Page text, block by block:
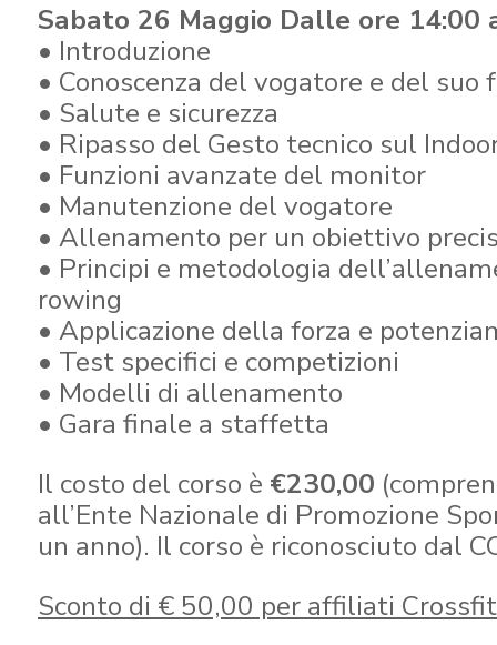
Sabato 26 Maggio Dalle ore 14:00
• Introduzione
• Conoscenza del vogatore e del suo
• Salute e sicurezza
• Ripasso del Gesto tecnico sul
• Funzioni avanzate del monitor
• Manutenzione del vogatore
• Allenamento per un obiettivo
• Principi e metodologia
rowing
• Applicazione della forza e
• Test specifici e competizioni
• Modelli di allenamento
• Gara finale a staffetta
Il costo del corso è €230,00
all’Ente Nazionale di Promozione
un anno). Il corso è riconosciuto dal
Sconto di € 50,00 per affiliati